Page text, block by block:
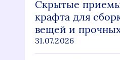
Скрытые
крафта для
вещей и
31.07.2026